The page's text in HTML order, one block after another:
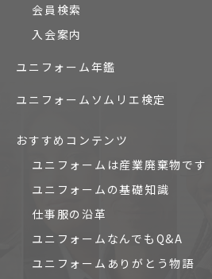
会員検索
入会案内
ユニフォーム年鑑
ユニフォームソムリエ検定
おすすめコンテンツ
ユニフォームは産業廃棄物です
ユニフォームの基礎知識
仕事服の沿革
ユニフォームなんでもQ&A
ユニフォームありがとう物語